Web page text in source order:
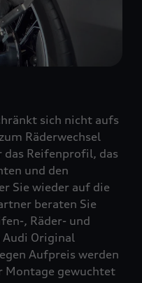
sich nicht aufs
Räderwechsel
Reifenprofil, das
und den
Sie wieder auf die
beraten Sie
, Räder- und
Original
Aufpreis werden
Montage gewuchtet